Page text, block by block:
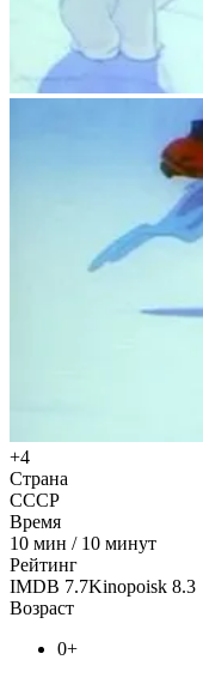
+4
Страна
СССР
Время
10 мин / 10 минут
Рейтинг
IMDB 7.7Kinopoisk 8.3
Возраст
0+